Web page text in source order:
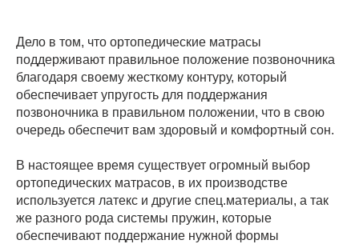
Дело в том, что ортопедические матрасы
поддерживают правильное положение позвоночника
благодаря своему жесткому контуру, который
обеспечивает упругость для поддержания
позвоночника в правильном положении, что в свою
очередь обеспечит вам здоровый и комфортный сон.
В настоящее время существует огромный выбор
ортопедических матрасов, в их производстве
используется латекс и другие спец.материалы, а так
же разного рода системы пружин, которые
обеспечивают поддержание нужной формы